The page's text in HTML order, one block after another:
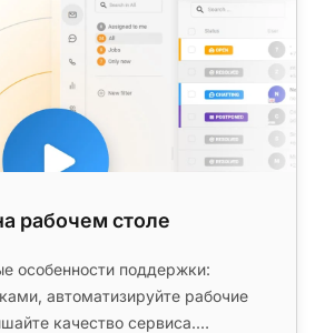
рабочем столе
особенности поддержки:
автоматизируйте рабочие
качество сервиса.